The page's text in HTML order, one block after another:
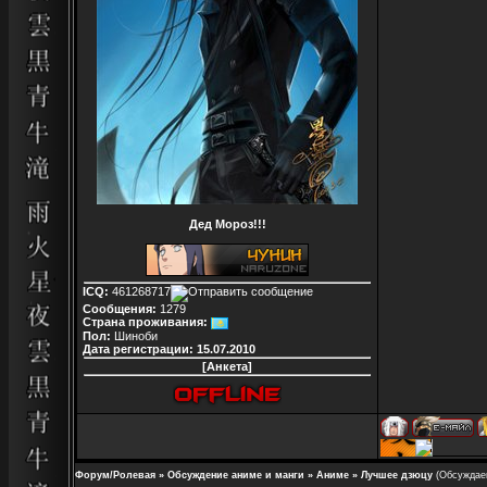
Дед Мороз!!!
ICQ: 461268717
Сообщения: 1279
Страна проживания:
Пол: Шиноби
Дата регистрации: 15.07.2010
[Анкета]
Форум/Ролевая » Обсуждение аниме и манги » Аниме » Лучшее дзюцу